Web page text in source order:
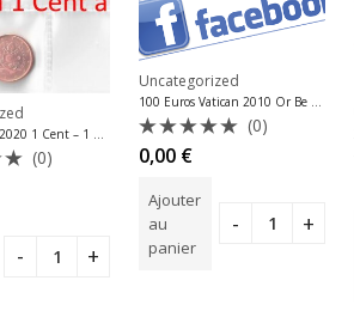
Série Vatican 2020 1 Cent – 1 Euro 7 Pièces Unc.
(0)
Uncategorized
Note
0
5
(0)
0,00 €
Ajouter
au
panier